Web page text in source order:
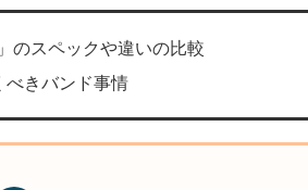
のスペックや違いの比較
べきバンド事情